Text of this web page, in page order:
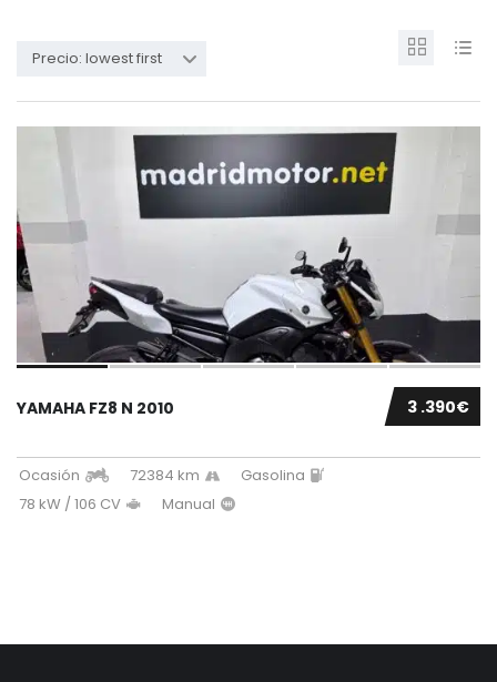
Precio: lowest first
3 .390€
YAMAHA FZ8 N 2010
Ocasión 72384 km
Gasolina
78 kW / 106 CV
Manual